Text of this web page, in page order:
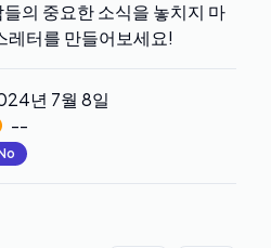
의 중요한 소식을 놓치지 마
레터를 만들어보세요!
년 7월 8일
--